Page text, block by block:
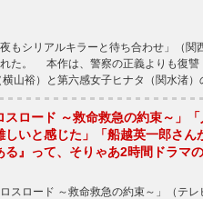
もシリアルキラーと待ち合わせ」（関
た。 本作は、警察の正義よりも復讐
山裕）と第六感女子ヒナタ（関水渚
スロード ～救命救急の約束～」
しいと感じた」「船越英一郎さん
る』って、そりゃあ2時間ドラマ
スロード ～救命救急の約束～」（テレ